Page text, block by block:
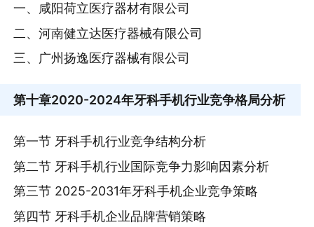
一、咸阳荷立医疗器材有限公司
二、河南健立达医疗器械有限公司
三、广州扬逸医疗器械有限公司
第十章2020-2024年牙科手机行业竞争格局分析
第一节 牙科手机行业竞争结构分析
第二节 牙科手机行业国际竞争力影响因素分析
第三节 2025-2031年牙科手机企业竞争策略
第四节 牙科手机企业品牌营销策略